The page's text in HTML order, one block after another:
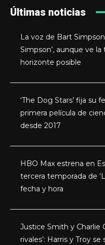
Últimas noticias
La voz de Bart
Simpson’, aunque ve
horizonte posible
‘The Dog Stars’ fija su
primera película de
desde 2017
HBO Max estrena en
tercera temporada de
fecha y hora
Justice Smith y Charlie
rivales’: Harris y Troy